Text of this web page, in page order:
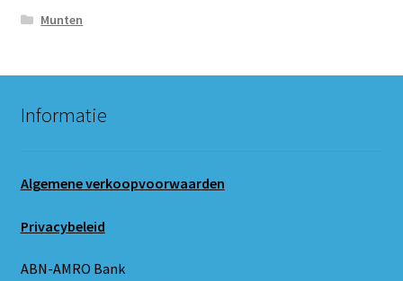
Munten
Informatie
Algemene verkoopvoorwaarden
Privacybeleid
ABN-AMRO Bank